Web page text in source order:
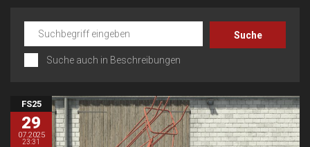
Suche auch in Beschreibungen
FS25
29
07.2025
23:31